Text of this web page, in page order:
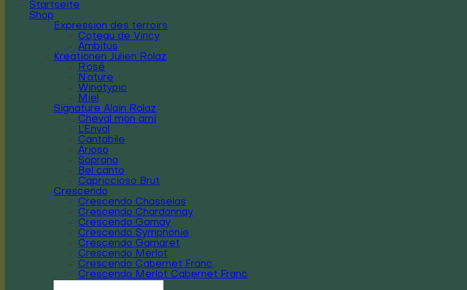
Startseite
Shop
Expression des terroirs
Coteau de Vincy
Ambitus
Kreationen Julien Rolaz
R’osé
N’ature
Winatypic
Miel
Signature Alain Rolaz
Cheval mon ami
L’Envol
Cantabile
Arioso
Soprano
Bel canto
Capriccioso Brut
Crescendo
Crescendo Chasselas
Crescendo Chardonnay
Crescendo Gamay
Crescendo Symphonie
Crescendo Gamaret
Crescendo Merlot
Crescendo Cabernet Franc
Crescendo Merlot Cabernet Franc